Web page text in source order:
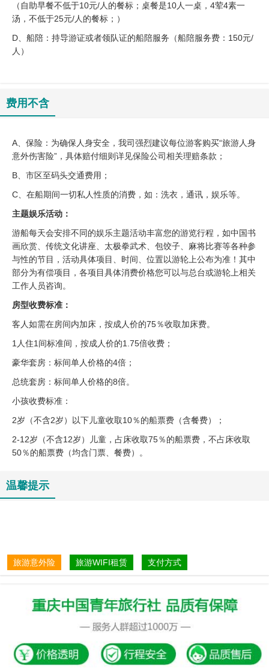
（自助早餐不低于10元/人的餐标；桌餐是10人一桌，4荤4素一
汤，不低于25元/人的餐标；）
D、船陪：持导游证或者领队证的船陪服务（船陪服务费：150元/
人）
费用不含
A、保险：为确保人身安全，我司强烈建议每位游客购买“旅游人身
意外伤害险”，具体赔付细则详见保险公司相关理赔条款；
B、市区至码头交通费用；
C、在船期间一切私人性质的消费，如：洗衣，通讯，娱乐等。
主题娱乐活动：
游船每天会安排不同的娱乐主题活动丰富您的游览行程，如中国书
画欣赏、传统文化讲座、太极拳武术、包饺子、麻将比赛等各种参
与性的节目，活动具体项目、时间、位置以游轮上公布为准！其中
部分为有偿项目，各项目具体消费价格您可以与总台或游轮上相关
工作人员咨询。
房型收费标准：
客人如需在房间内加床，按成人价的75％收取加床费。
1人住1间标准间，按成人价的1.75倍收费；
豪华套房：标间单人价格的4倍；
总统套房：标间单人价格的8倍。
小孩收费标准：
2岁（不含2岁）以下儿童收取10％的船票费（含餐费）；
2-12岁（不含12岁）儿童，占床收取75％的船票费，不占床收取
50％的船票费（均含门票、餐费）。
温馨提示
旅游意外险 旅游WIFI租赁 支付方式